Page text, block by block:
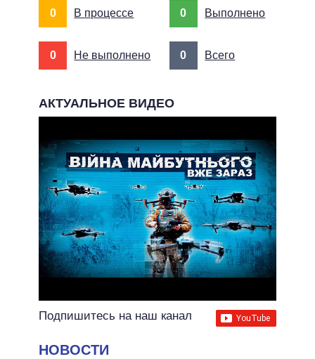
0 В процессе 0 Выполнено
0 Не выполнено 0 Всего
АКТУАЛЬНОЕ ВИДЕО
Подпишитесь на наш канал
НОВОСТИ